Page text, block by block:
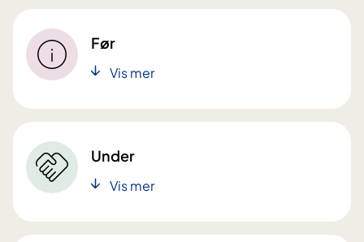
Før
Vis mer
Under
Vis mer